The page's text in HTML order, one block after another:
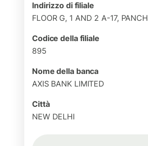
Indirizzo di filiale
FLOOR G, 1 AND 2 A-17,
Codice della filiale
895
Nome della banca
AXIS BANK LIMITED
Città
NEW DELHI